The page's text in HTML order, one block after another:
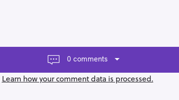
0 comments
Learn how your comment data is processed.